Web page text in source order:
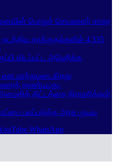
பொதுச் செயலாளர் சாகர
தாக்குதல்களில் 4,335
விடப்பட்ட அமெரிக்க
மாற்றுமடைகிறது
தாண்டியது.
திட்டத்தை நிராகரித்தார்
பலப்படுத்த அரசு முடிவு
WhatsApp